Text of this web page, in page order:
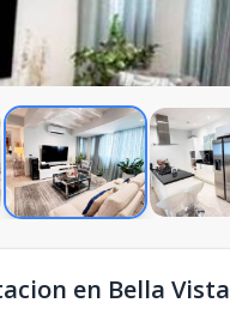
en Bella Vista